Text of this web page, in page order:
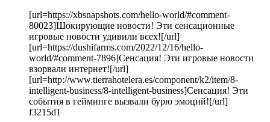
[url=https://xbsnapshots.com/hello-world/#comment-
80023]Шокирующие новости! Эти сенсационные
игровые новости удивили всех![/url]
[url=https://dushifarms.com/2022/12/16/hello-
world/#comment-7896]Сенсация! Эти игровые новости
взорвали интернет![/url]
[url=http://www.tierrahotelera.es/component/k2/item/8-
intelligent-business/8-intelligent-business]Сенсация! Эти
события в гейминге вызвали бурю эмоций![/url]
f3215d1